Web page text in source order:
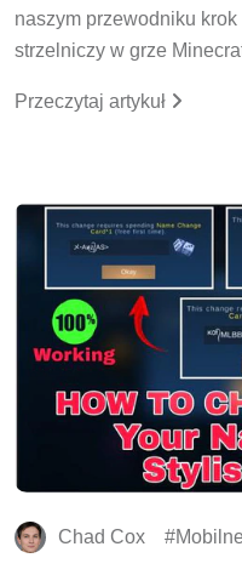
naszym przewodniku
strzelniczy w grze
Przeczytaj artykuł
Chad Cox